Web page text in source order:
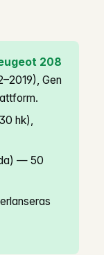
208
Gen
hk),
— 50